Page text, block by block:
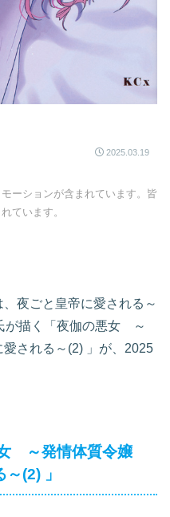
2025.03.19
ーションが含まれています。皆
ています。
夜ごと皇帝に愛される～
が描く「夜伽の悪女 ～
される～(2) 」が、2025
女 ～発情体質令嬢
～(2) 」